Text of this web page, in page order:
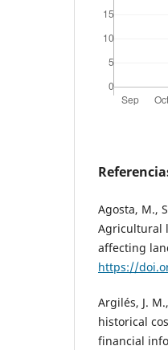
Agosta, M.,
Agricultural
affecting
https://
Argilés, J.
historical
financial